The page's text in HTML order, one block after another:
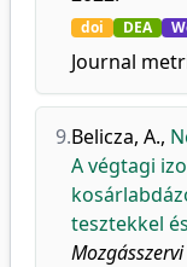
doi DEA
Journal
9.Belicza, A.,
A végtagi
tesztekkel